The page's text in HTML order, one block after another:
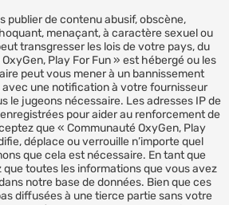
publier de contenu abusif, obscène,
menaçant, à caractère sexuel ou
transgresser les lois de votre pays, du
Play For Fun » est hébergé ou les
peut vous mener à un bannissement
une notification à votre fournisseur
le jugeons nécessaire. Les adresses IP de
pour aider au renforcement de
que « Communauté OxyGen, Play
déplace ou verrouille n’importe quel
que cela est nécessaire. En tant que
toutes les informations que vous avez
notre base de données. Bien que ces
diffusées à une tierce partie sans votre